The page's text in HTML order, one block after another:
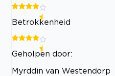
Betrokkenheid
Geholpen door:
Myrddin van Westendorp